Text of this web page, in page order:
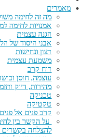
מאמרים
מה זה לחימה
אמנויות לחימה
הגנה עצמית
אבני היסוד של
רצון ונחישות
משמעת עצמית
רוח קרב
עוצמה, חוסן
מהירות, דיוק
טכניקה
טקטיקה
קרב פנים אל פנים
על הקשר בין
להצלחה בקשרים